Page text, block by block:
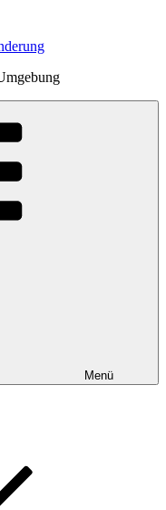
Menü